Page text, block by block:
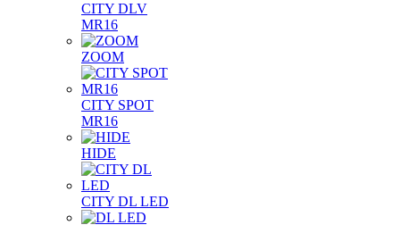
CITY DLV
MR16
ZOOM
CITY SPOT
MR16
HIDE
CITY DL LED